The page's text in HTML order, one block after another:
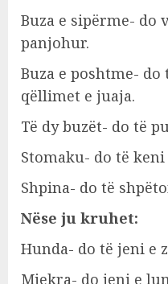
Buza e sipërme- do
panjohur.
Buza e poshtme- do
qëllimet e juaja.
Të dy buzët- do të
Stomaku- do të
Shpina- do të
Nëse ju kruhet:
Hunda- do të jeni e
Mjekra- do jeni e